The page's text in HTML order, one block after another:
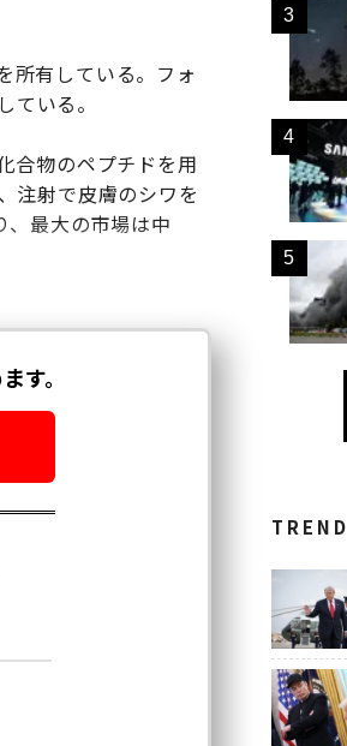
所有している。フォ
いる。
合物のペプチドを用
注射で皮膚のシワを
、最大の市場は中
TREND